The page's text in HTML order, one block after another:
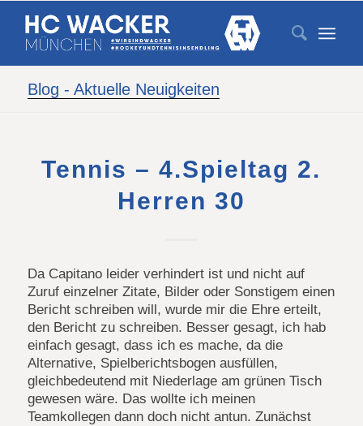
Blog - Aktuelle Neuigkeiten
Tennis – 4.Spieltag 2.
Herren 30
Da Capitano leider verhindert ist und nicht auf
Zuruf einzelner Zitate, Bilder oder Sonstigem einen
Bericht schreiben will, wurde mir die Ehre erteilt,
den Bericht zu schreiben. Besser gesagt, ich hab
einfach gesagt, dass ich es mache, da die
Alternative, Spielberichtsbogen ausfüllen,
gleichbedeutend mit Niederlage am grünen Tisch
gewesen wäre. Das wollte ich meinen
Teamkollegen dann doch nicht antun. Zunächst